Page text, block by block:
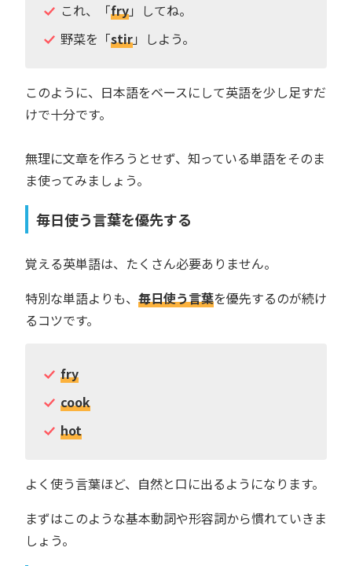
これ、「fry」してね。
野菜を「stir」しよう。
このように、日本語をベースにして英語を少し足すだ
けで十分です。
無理に文章を作ろうとせず、知っている単語をそのま
ま使ってみましょう。
毎日使う言葉を優先する
覚える英単語は、たくさん必要ありません。
特別な単語よりも、 毎日使う言葉を優先するのが続け
るコツです。
fry
cook
hot
よく使う言葉ほど、自然と口に出るようになります。
まずはこのような基本動詞や形容詞から慣れていきま
しょう。